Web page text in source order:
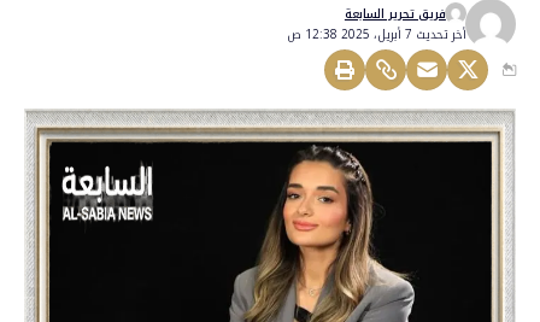
أخر تحديث 7 أبريل، 2025 12:38 ص
فريق تحرير السابعة